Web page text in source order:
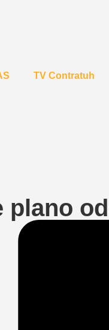
TV Contratuh
plano